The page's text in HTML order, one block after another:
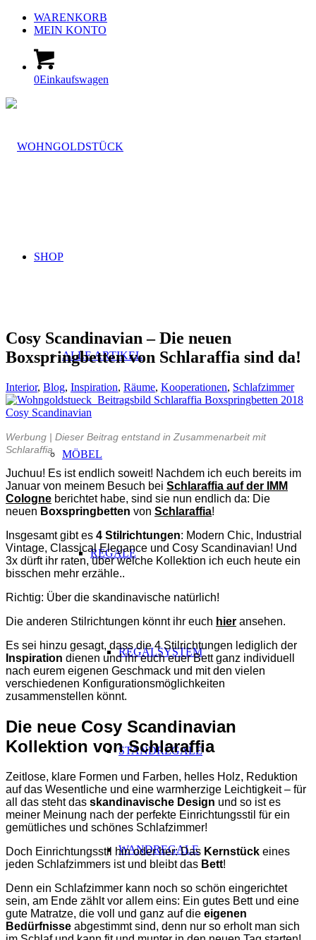
WARENKORB
MEIN KONTO
0Einkaufswagen
SHOP
ALLE ARTIKEL
MÖBEL
REGALE
REGALSYSTEM
STANDREGALE
WANDREGALE
Cosy Scandinavian – Die neuen
Boxspringbetten von Schlaraffia sind da!
Interior, Blog, Inspiration, Räume, Kooperationen, Schlafzimmer
Werbung | Dieser Beitrag entstand in Zusammenarbeit mit
Schlaraffia.
Juchuu! Es ist endlich soweit! Nachdem ich euch bereits im
Januar von meinem Besuch bei Schlaraffia auf der IMM
Cologne berichtet habe, sind sie nun endlich da: Die
neuen Boxspringbetten von Schlaraffia!
Insgesamt gibt es 4 Stilrichtungen: Modern Chic, Industrial
Vintage, Classical Elegance und Cosy Scandinavian! Und
3x dürft ihr raten, über welche Kollektion ich euch heute ein
bisschen mehr erzähle..
Richtig: Über die skandinavische natürlich!
Die anderen Stilrichtungen könnt ihr euch hier ansehen.
Es sei hinzu gesagt, dass die 4 Stilrichtungen lediglich der
Inspiration dienen und ihr euch euer Bett ganz individuell
nach eurem eigenen Geschmack und mit den vielen
verschiedenen Konfigurationsmöglichkeiten
zusammenstellen könnt.
Die neue Cosy Scandinavian
Kollektion von Schlaraffia
Zeitlose, klare Formen und Farben, helles Holz, Reduktion
auf das Wesentliche und eine warmherzige Leichtigkeit – für
all das steht das skandinavische Design und so ist es
meiner Meinung nach der perfekte Einrichtungsstil für ein
gemütliches und schönes Schlafzimmer!
Doch Einrichtungsstil hin oder her: Das Kernstück eines
jeden Schlafzimmers ist und bleibt das Bett!
Denn ein Schlafzimmer kann noch so schön eingerichtet
sein, am Ende zählt vor allem eins: Ein gutes Bett und eine
gute Matratze, die voll und ganz auf die eigenen
Bedürfnisse abgestimmt sind, denn nur so erholt man sich